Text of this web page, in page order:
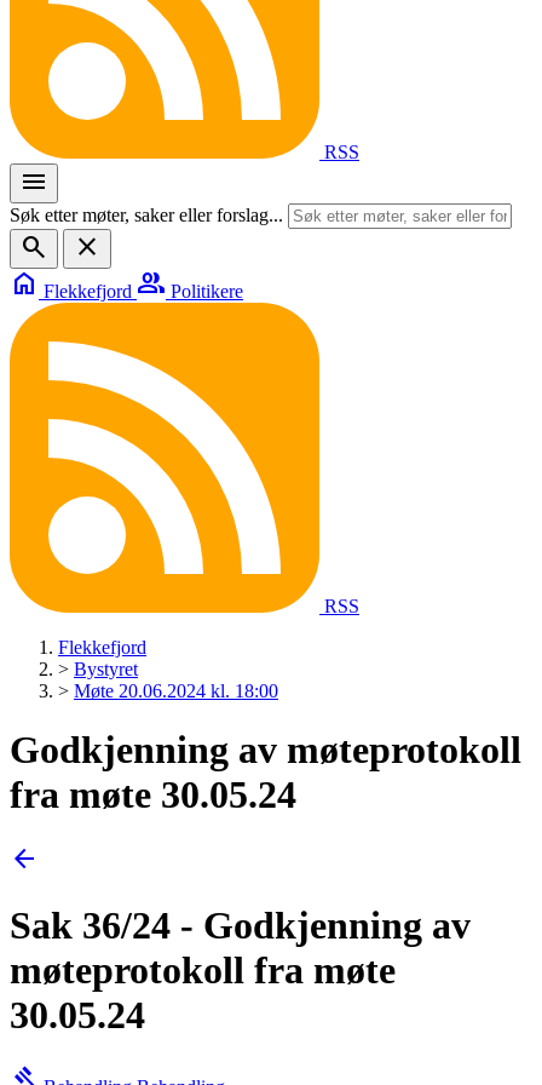
RSS
menu
Søk etter møter, saker eller forslag...
search
close
home Flekkefjord group Politikere
RSS
Flekkefjord
> Bystyret
> Møte 20.06.2024 kl. 18:00
Godkjenning av møteprotokoll
fra møte 30.05.24
arrow_back
Sak 36/24 - Godkjenning av
møteprotokoll fra møte
30.05.24